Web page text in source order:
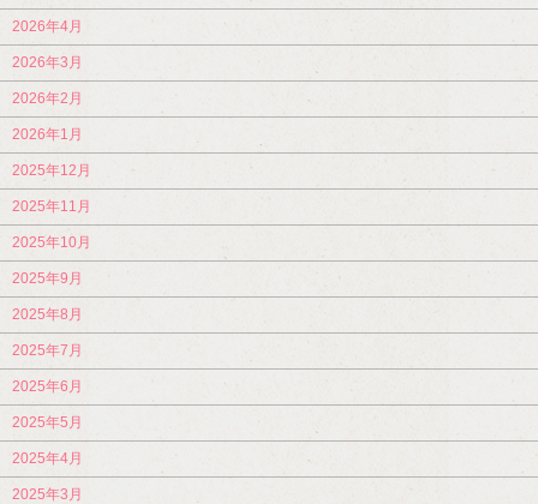
2026年4月
2026年3月
2026年2月
2026年1月
2025年12月
2025年11月
2025年10月
2025年9月
2025年8月
2025年7月
2025年6月
2025年5月
2025年4月
2025年3月